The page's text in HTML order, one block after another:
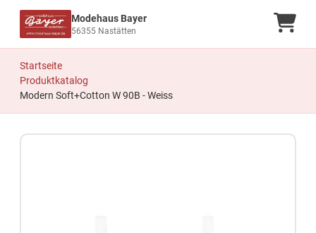
Modehaus Bayer
56355 Nastätten
Startseite
Produktkatalog
Modern Soft+Cotton W 90B - Weiss